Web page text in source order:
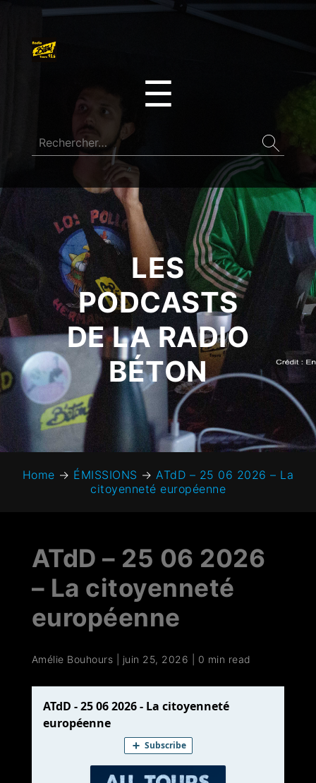
☰
LES
PODCASTS
DE LA RADIO
BÉTON
Home → ÉMISSIONS → ATdD – 25 06 2026 – La
citoyenneté européenne
ATdD – 25 06 2026
– La citoyenneté
européenne
Amélie Bouhours juin 25, 2026 0 min read